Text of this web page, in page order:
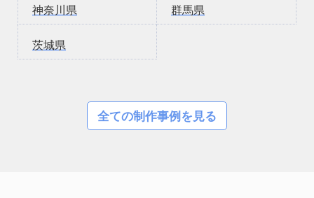
神奈川県 群馬県
茨城県
全ての制作事例を見る